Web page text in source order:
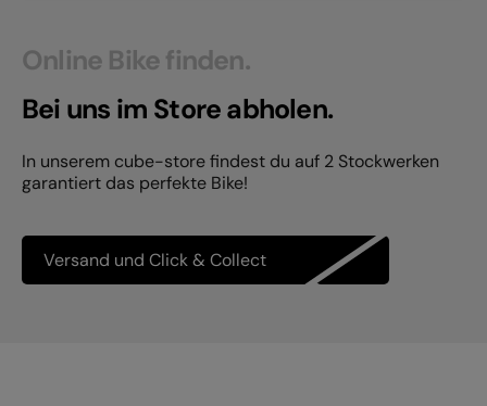
Online Bike finden.
Bei uns im Store abholen.
In unserem cube-store findest du auf 2 Stockwerken
garantiert das perfekte Bike!
Versand und Click & Collect